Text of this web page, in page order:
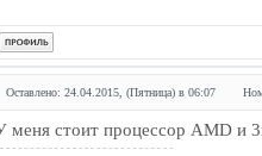
Оставлено: 24.04.2015, (Пятница) в 06:07
меня стоит процессор AMD и